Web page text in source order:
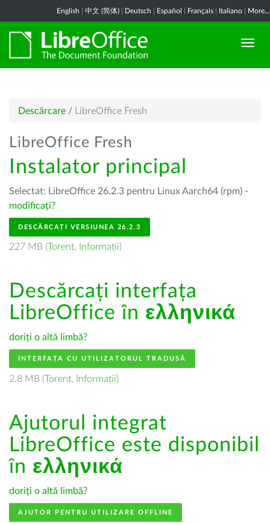
English 中文 (简体) Deutsch Español Français Italiano More...
Descărcare / LibreOffice Fresh
LibreOffice Fresh
Instalator principal
Selectat: LibreOffice 26.2.3 pentru Linux Aarch64 (rpm) -
modificați?
DESCĂRCAȚI VERSIUNEA 26.2.3
227 MB (Torent, Informații)
Descărcați interfața
LibreOffice în ελληνικά
doriți o altă limbă?
INTERFAȚA CU UTILIZATORUL TRADUSĂ
2.8 MB (Torent, Informații)
Ajutorul integrat
LibreOffice este disponibil
în ελληνικά
doriți o altă limbă?
AJUTOR PENTRU UTILIZARE OFFLINE